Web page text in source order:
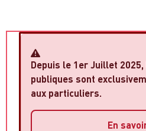
Depuis le 1er Juillet
publiques sont
aux particuliers.
En